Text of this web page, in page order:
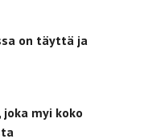
on täyttä ja
myi koko